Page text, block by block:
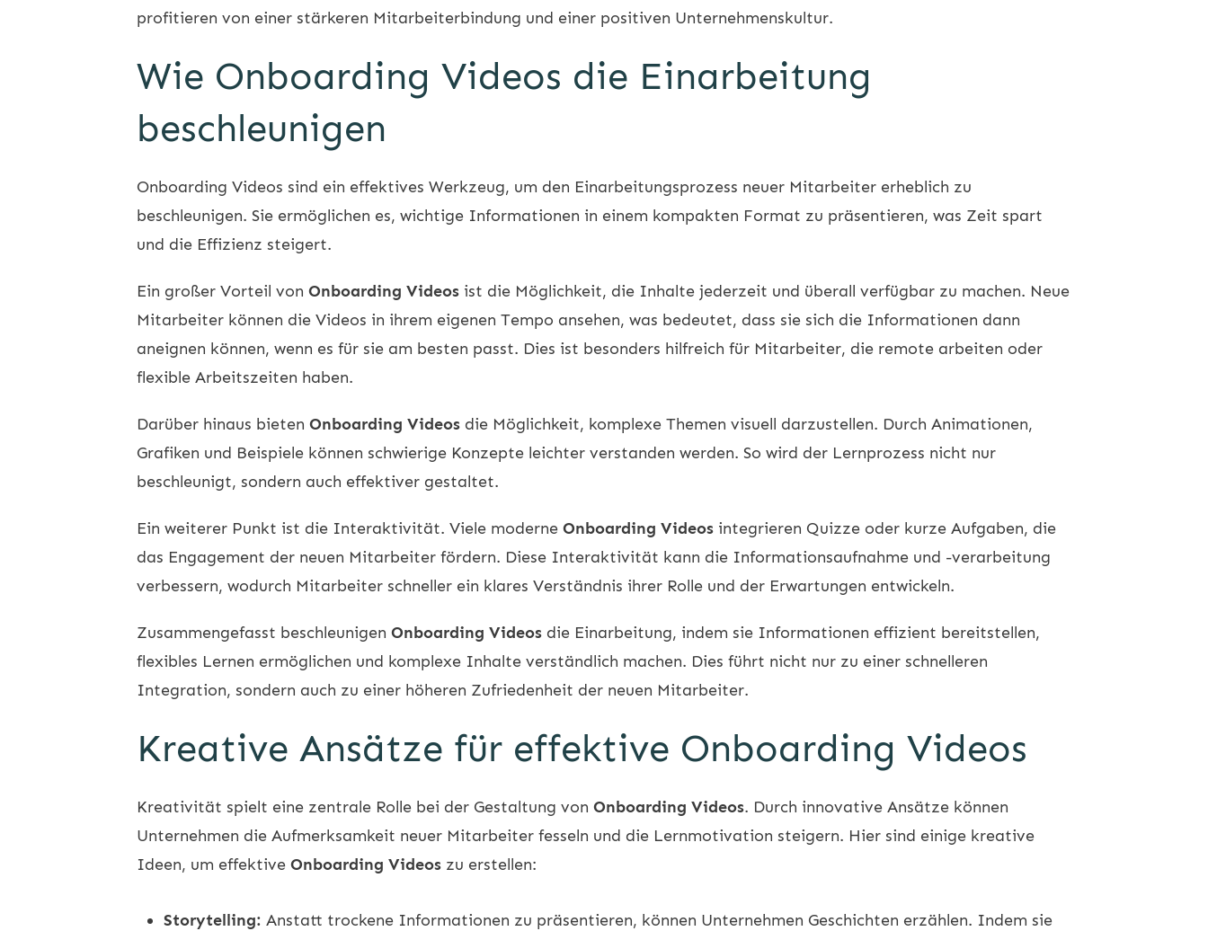
profitieren von einer stärkeren Mitarbeiterbindung und einer positiven Unternehmenskultur.
Wie Onboarding Videos die Einarbeitung
beschleunigen
Onboarding Videos sind ein effektives Werkzeug, um den Einarbeitungsprozess neuer Mitarbeiter erheblich zu
beschleunigen. Sie ermöglichen es, wichtige Informationen in einem kompakten Format zu präsentieren, was Zeit spart
und die Effizienz steigert.
Ein großer Vorteil von Onboarding Videos ist die Möglichkeit, die Inhalte jederzeit und überall verfügbar zu machen. Neue
Mitarbeiter können die Videos in ihrem eigenen Tempo ansehen, was bedeutet, dass sie sich die Informationen dann
aneignen können, wenn es für sie am besten passt. Dies ist besonders hilfreich für Mitarbeiter, die remote arbeiten oder
flexible Arbeitszeiten haben.
Darüber hinaus bieten Onboarding Videos die Möglichkeit, komplexe Themen visuell darzustellen. Durch Animationen,
Grafiken und Beispiele können schwierige Konzepte leichter verstanden werden. So wird der Lernprozess nicht nur
beschleunigt, sondern auch effektiver gestaltet.
Ein weiterer Punkt ist die Interaktivität. Viele moderne Onboarding Videos integrieren Quizze oder kurze Aufgaben, die
das Engagement der neuen Mitarbeiter fördern. Diese Interaktivität kann die Informationsaufnahme und -verarbeitung
verbessern, wodurch Mitarbeiter schneller ein klares Verständnis ihrer Rolle und der Erwartungen entwickeln.
Zusammengefasst beschleunigen Onboarding Videos die Einarbeitung, indem sie Informationen effizient bereitstellen,
flexibles Lernen ermöglichen und komplexe Inhalte verständlich machen. Dies führt nicht nur zu einer schnelleren
Integration, sondern auch zu einer höheren Zufriedenheit der neuen Mitarbeiter.
Kreative Ansätze für effektive Onboarding Videos
Kreativität spielt eine zentrale Rolle bei der Gestaltung von Onboarding Videos. Durch innovative Ansätze können
Unternehmen die Aufmerksamkeit neuer Mitarbeiter fesseln und die Lernmotivation steigern. Hier sind einige kreative
Ideen, um effektive Onboarding Videos zu erstellen:
Storytelling: Anstatt trockene Informationen zu präsentieren, können Unternehmen Geschichten erzählen. Indem sie